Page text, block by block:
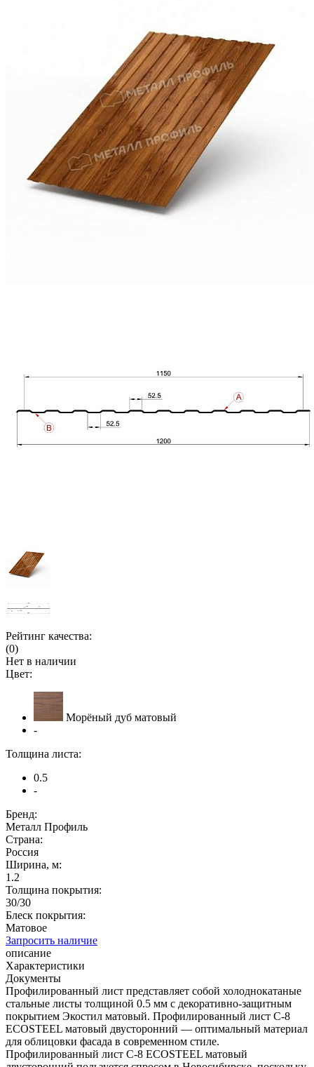
Рейтинг качества:
(0)
Нет в наличии
Цвет:
Морёный дуб матовый
-
Толщина листа:
0.5
-
Бренд:
Металл Профиль
Страна:
Россия
Ширина, м:
1.2
Толщина покрытия:
30/30
Блеск покрытия:
Матовое
Запросить наличие
описание
Характеристики
Документы
Профилированный лист представляет собой холоднокатаные
стальные листы толщиной 0.5 мм с декоративно-защитным
покрытием Экостил матовый. Профилированный лист С-8
ECOSTEEL матовый двусторонний — оптимальный материал
для облицовки фасада в современном стиле.
Профилированный лист С-8 ECOSTEEL матовый